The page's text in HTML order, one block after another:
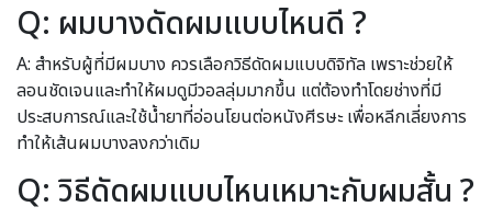
Q: ผมบางดัดผมแบบไหนดี ?
A: สำหรับผู้ที่มีผมบาง ควรเลือกวิธีดัดผมแบบดิจิทัล เพราะช่วยให้
ลอนชัดเจนและทำให้ผมดูมีวอลลุ่มมากขึ้น แต่ต้องทำโดยช่างที่มี
ประสบการณ์และใช้น้ำยาที่อ่อนโยนต่อหนังศีรษะ เพื่อหลีกเลี่ยงการ
ทำให้เส้นผมบางลงกว่าเดิม
Q: วิธีดัดผมแบบไหนเหมาะกับผมสั้น ?